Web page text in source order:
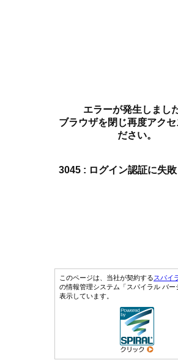
エラーが発生しまし
ブラウザを閉じ再度アクセ
ださい。
3045 : ログイン認証に失
このページは、当社が契約するスパイ
の情報管理システム「スパイラル バー
表示しています。